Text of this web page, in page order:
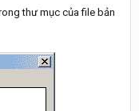
thư mục của file bản